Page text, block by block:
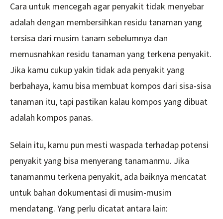
Cara untuk mencegah agar penyakit tidak menyebar
adalah dengan membersihkan residu tanaman yang
tersisa dari musim tanam sebelumnya dan
memusnahkan residu tanaman yang terkena penyakit.
Jika kamu cukup yakin tidak ada penyakit yang
berbahaya, kamu bisa membuat kompos dari sisa-sisa
tanaman itu, tapi pastikan kalau kompos yang dibuat
adalah kompos panas.
Selain itu, kamu pun mesti waspada terhadap potensi
penyakit yang bisa menyerang tanamanmu. Jika
tanamanmu terkena penyakit, ada baiknya mencatat
untuk bahan dokumentasi di musim-musim
mendatang. Yang perlu dicatat antara lain: